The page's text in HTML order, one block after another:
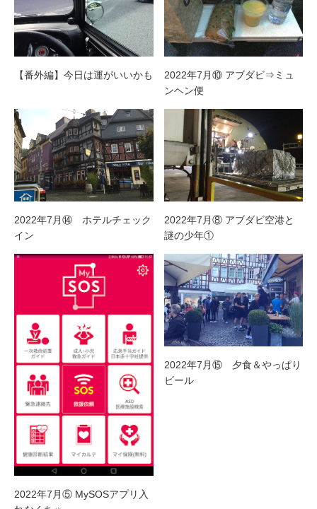
【番外編】今日は運がいいかも
2022年7月⑩ アブダビ⇒ミュ
ンヘン便
2022年7月⑭ ホテルチェック
イン
2022年7月⑧ アブダビ空港と
謎の少年①
2022年7月⑤ MySOSアプリ入
2022年7月⑮ 夕食＆やっぱり
ビール